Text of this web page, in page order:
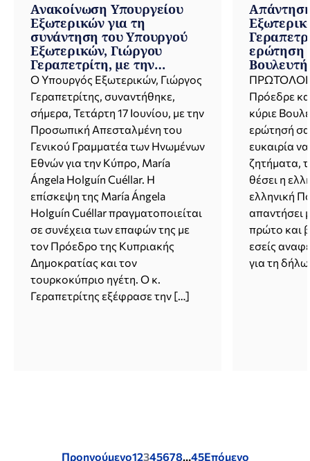
Ανακοίνωση Υπουργείου
Εξωτερικών για τη
συνάντηση του Υπουργού
Εξωτερικών, Γιώργου
Γεραπετρίτη, με την
Προσωπική Απεσταλμένη
του Γενικού Γραμματέα των
Ηνωμένων Εθνών για την
Κύπρο, María Ángela
Holguín Cuéllar (Αθήνα,
17.06.2026)
Ο Υπουργός Εξωτερικών, Γιώργος
Γεραπετρίτης, συναντήθηκε,
σήμερα, Τετάρτη 17 Ιουνίου, με την
Προσωπική Απεσταλμένη του
Γενικού Γραμματέα των Ηνωμένων
Εθνών για την Κύπρο, María
Ángela Holguín Cuéllar. Η
επίσκεψη της María Ángela
Holguín Cuéllar πραγματοποιείται
σε συνέχεια των επαφών της με
τον Πρόεδρο της Κυπριακής
Δημοκρατίας και τον
τουρκοκύπριο ηγέτη. Ο κ.
Γεραπετρίτης εξέφρασε την […]
ερώτηση
Βουλευτή
Μιχαήλ
με την
της
Εθνικής
Πρόεδρε
κύριε
ερώτησή
ευκαιρία
ζητήματα,
θέσει η
ελληνική
απαντήσει
πρώτο και
εσείς
για τη
Posts
Προηγούμενο12345678…45Επόμενο